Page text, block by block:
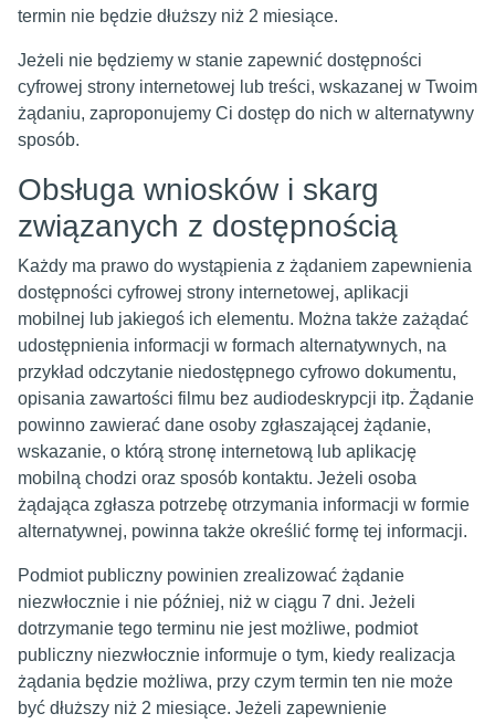
termin nie będzie dłuższy niż 2 miesiące.
Jeżeli nie będziemy w stanie zapewnić dostępności
cyfrowej strony internetowej lub treści, wskazanej w Twoim
żądaniu, zaproponujemy Ci dostęp do nich w alternatywny
sposób.
Obsługa wniosków i skarg
związanych z dostępnością
Każdy ma prawo do wystąpienia z żądaniem zapewnienia
dostępności cyfrowej strony internetowej, aplikacji
mobilnej lub jakiegoś ich elementu. Można także zażądać
udostępnienia informacji w formach alternatywnych, na
przykład odczytanie niedostępnego cyfrowo dokumentu,
opisania zawartości filmu bez audiodeskrypcji itp. Żądanie
powinno zawierać dane osoby zgłaszającej żądanie,
wskazanie, o którą stronę internetową lub aplikację
mobilną chodzi oraz sposób kontaktu. Jeżeli osoba
żądająca zgłasza potrzebę otrzymania informacji w formie
alternatywnej, powinna także określić formę tej informacji.
Podmiot publiczny powinien zrealizować żądanie
niezwłocznie i nie później, niż w ciągu 7 dni. Jeżeli
dotrzymanie tego terminu nie jest możliwe, podmiot
publiczny niezwłocznie informuje o tym, kiedy realizacja
żądania będzie możliwa, przy czym termin ten nie może
być dłuższy niż 2 miesiące. Jeżeli zapewnienie